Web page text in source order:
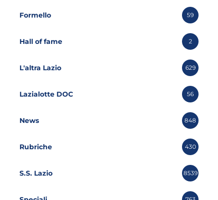
Formello 59
Hall of fame 2
L'altra Lazio 629
Lazialotte DOC 56
News 848
Rubriche 430
S.S. Lazio 8539